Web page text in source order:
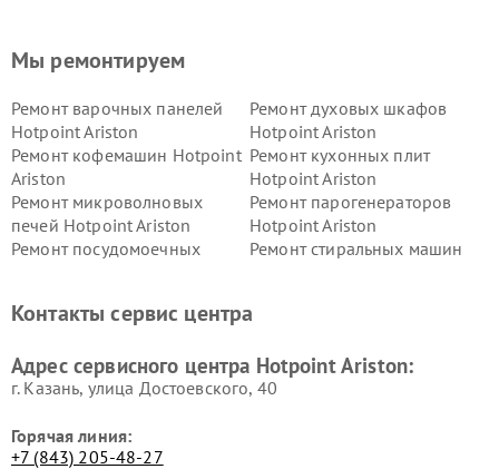
Мы ремонтируем
Ремонт варочных панелей
Hotpoint Ariston
Ремонт духовых шкафов
Hotpoint Ariston
Ремонт кофемашин Hotpoint
Ariston
Ремонт кухонных плит
Hotpoint Ariston
Ремонт микроволновых
печей Hotpoint Ariston
Ремонт парогенераторов
Hotpoint Ariston
Ремонт посудомоечных
Ремонт стиральных машин
Hotpoint Ariston
Hotpoint Ariston
Ariston
Hotpoint Ariston
Контакты сервис центра
Адрес сервисного центра Hotpoint Ariston:
г. Казань, улица Достоевского, 40
Горячая линия:
+7 (843) 205-48-27